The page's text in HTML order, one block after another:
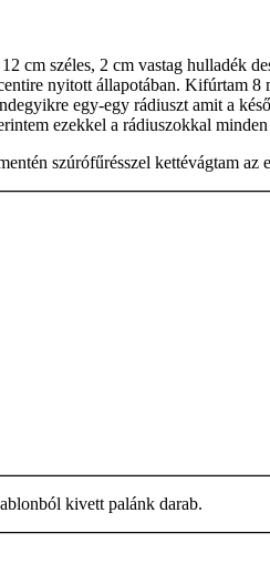
cm széles, 2 cm vastag hulladék
nyitott állapotában. Kifúrtam
egy-egy rádiuszt amit a
ezekkel a rádiuszokkal
szúrófűrésszel kettévágtam az
kivett palánk darab.